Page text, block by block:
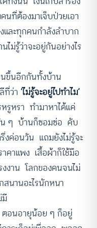
ที่ต้องมาเจ็บป่วยเอา
และทุกคนกำลังลำบาก
ไม่รู้ว่าจะอยู่กันอย่างไร
นขึ้นอีกกันทั้งบ้าน
ที่ว่า ‘ไม่รู้จะอยู่ไปทำไม’
รูหรา ทำมาหาได้แค่
น ๆ บ้านก็ซอมซ่อ คับ
ค่อนวัน แถมยังไม่รู้จะ
คาแพง เสื้อผ้าก็ใช้มือ
งงาน โลกของคนจนไม่
สนานอะไรนักหนา
มี
อนอายุน้อย ๆ ก็อยู่